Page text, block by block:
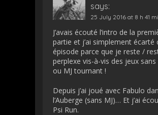
says:
25 July 2016 at 8 h 41
J’avais écouté l’intro de la
partie et j’ai simplement écarté
épisode parce que je reste /
perplexe vis-à-vis des jeux sans
ou MJ tournant !
Depuis j’ai joué avec Fabulo
l’Auberge (sans MJ)… Et j’ai
Psi Run.